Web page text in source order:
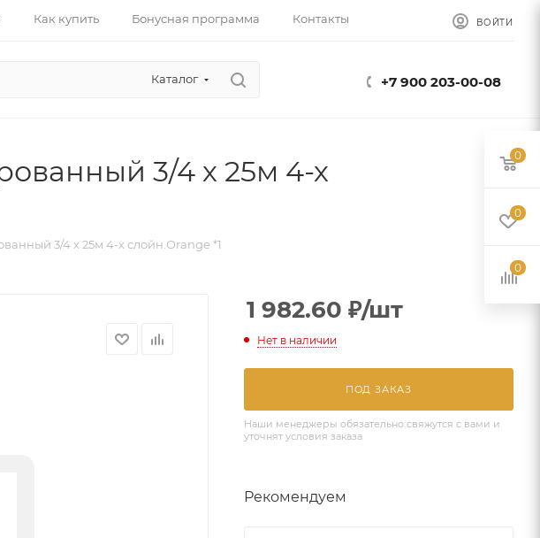
Как купить Бонусная программа Контакты ВОЙТИ
Каталог +7 900 203-00-08
3/4 х 25м 4-х
3/4 х 25м 4-х слойн.Orange *1
1 982.60 ₽/шт
Нет в наличии
ПОД ЗАКАЗ
Наши менеджеры обязательно свяжутся с вами и
уточнят условия заказа
Рекомендуем
0
0
0